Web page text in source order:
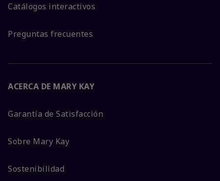
Catálogos interactivos
Preguntas frecuentes
ACERCA DE MARY KAY
Garantía de Satisfacción
Sobre Mary Kay
Sostenibilidad